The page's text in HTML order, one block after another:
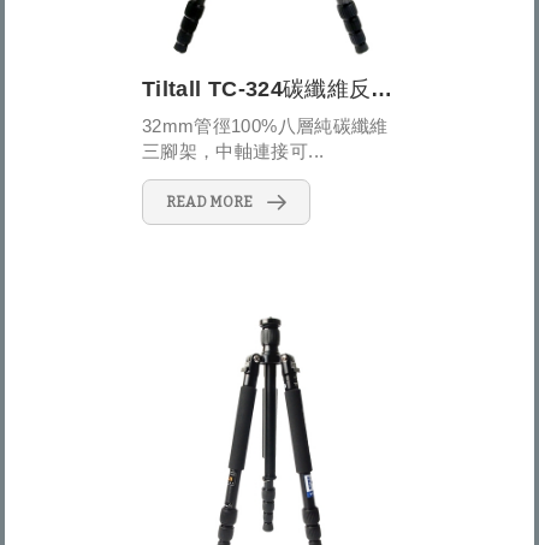
Tiltall TC-324碳纖維反折式四節三腳架
32mm管徑100%八層純碳纖維
三腳架，中軸連接可...
READ MORE